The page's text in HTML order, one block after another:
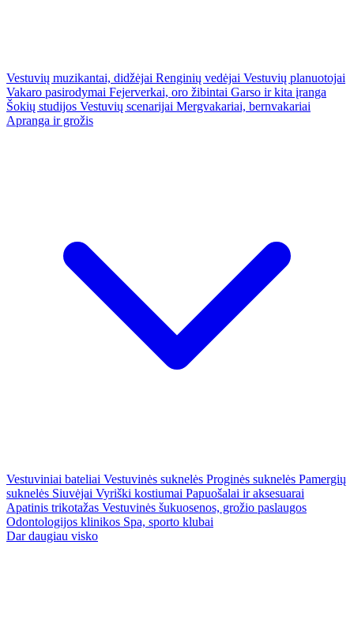
Vestuvių muzikantai, didžėjai Renginių vedėjai Vestuvių planuotojai
Vakaro pasirodymai Fejerverkai, oro žibintai Garso ir kita įranga
Šokių studijos Vestuvių scenarijai Mergvakariai, bernvakariai
Apranga ir grožis
Vestuviniai bateliai Vestuvinės suknelės Proginės suknelės Pamergių
suknelės Siuvėjai Vyriški kostiumai Papuošalai ir aksesuarai
Apatinis trikotažas Vestuvinės šukuosenos, grožio paslaugos
Odontologijos klinikos Spa, sporto klubai
Dar daugiau visko